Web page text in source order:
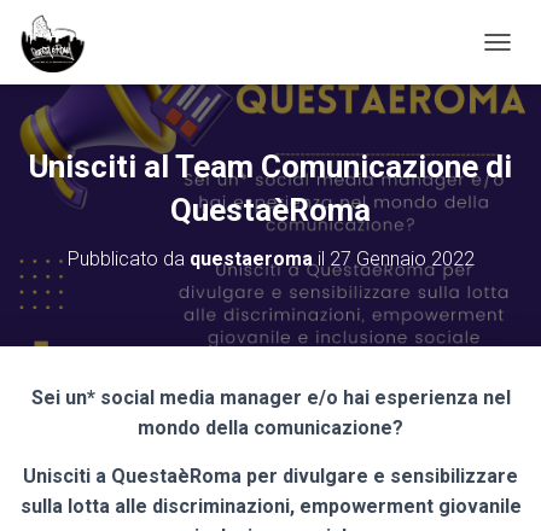
Unisciti al Team Comunicazione di
QuestaèRoma
Pubblicato da questaeromail 27 Gennaio 2022
Sei un* social media manager e/o hai esperienza nel
mondo della comunicazione?
Unisciti a QuestaèRoma per divulgare e sensibilizzare
sulla lotta alle discriminazioni, empowerment giovanile